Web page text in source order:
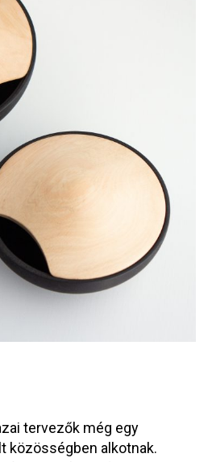
tervezők még egy
közösségben alkotnak.